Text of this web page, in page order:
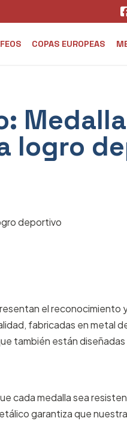
COPAS EUROPEAS
logro
el reconocimiento
fabricadas en metal
también están diseñadas
cada medalla sea
garantiza que